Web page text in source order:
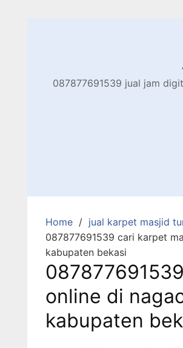
087877691539 jual jam
Home
jual karpet masjid
087877691539 cari karpet
kabupaten bekasi
online di
kabupaten